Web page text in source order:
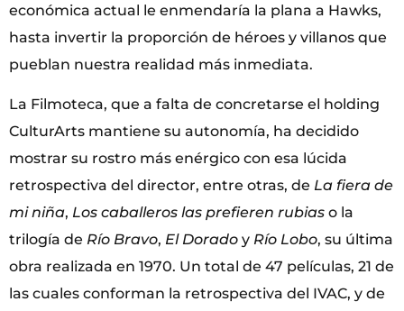
económica actual le enmendaría la plana a Hawks,
hasta invertir la proporción de héroes y villanos que
pueblan nuestra realidad más inmediata.
La Filmoteca, que a falta de concretarse el holding
CulturArts mantiene su autonomía, ha decidido
mostrar su rostro más enérgico con esa lúcida
retrospectiva del director, entre otras, de La fiera de
mi niña, Los caballeros las prefieren rubias o la
trilogía de Río Bravo, El Dorado y Río Lobo, su última
obra realizada en 1970. Un total de 47 películas, 21 de
las cuales conforman la retrospectiva del IVAC, y de